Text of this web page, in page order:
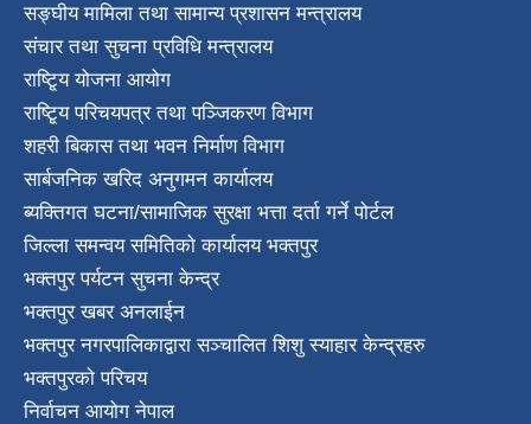
सङ्घीय मामिला तथा सामान्य प्रशासन मन्त्रालय
संचार तथा सुचना प्रविधि मन्त्रालय
राष्टि्ृय योजना आयोग
राष्टि्ृय परिचयपत्र तथा पञ्जिकरण विभाग
शहरी बिकास तथा भवन निर्माण विभाग
सार्बजनिक खरिद अनुगमन कार्यालय
ब्यक्तिगत घटना/सामाजिक सुरक्षा भत्ता दर्ता गर्ने पोर्टल
जिल्ला समन्वय समितिको कार्यालय भक्तपुर
भक्तपुर पर्यटन सुचना केन्द्र
भक्तपुर खबर अनलाईन
भक्तपुर नगरपालिकाद्वारा सञ्चालित शिशु स्याहार केन्द्रहरु
भक्तपुरकाे परिचय
निर्वाचन आयोग नेपाल